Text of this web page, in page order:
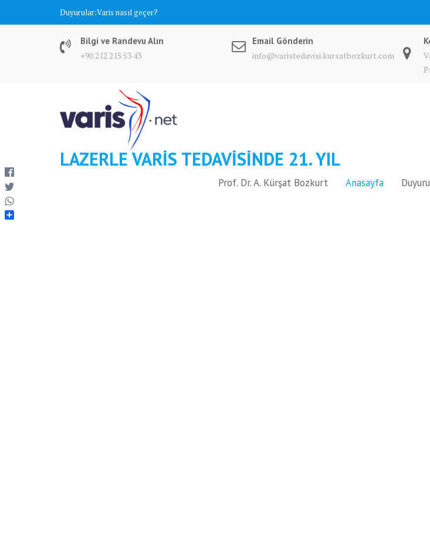
Duyurular:Varis nasıl geçer?
Bilgi ve Randevu Alın
+90 212 215 53 43
Email Gönderin
info@varistedavisi.kursatbozkurt.com
LAZERLE VARIS TEDAVISINDE 21. YIL
Prof. Dr. A. Kürşat Bozkurt Anasayfa